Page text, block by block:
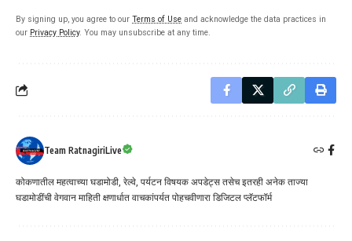
By signing up, you agree to our Terms of Use and acknowledge the data practices in
our Privacy Policy. You may unsubscribe at any time.
Team RatnagiriLive
कोकणातील महत्वाच्या घडामोडी, रेल्वे, पर्यटन विषयक अपडेट्स तसेच इतरही अनेक ताज्या
घडामोडींची वेगवान माहिती क्षणार्धात वाचकांपर्यत पोहचवीणारा डिजिटल प्लॅटफॉर्म